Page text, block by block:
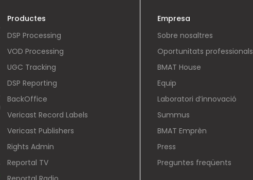
Productes
DSP Processing
VOD Processing
UGC Tracking
DSP Reporting
BackOffice
Vericast Record Labels
Vericast Publishers
Rights Admin
Reportal TV
Empresa
Sobre nosaltres
Oportunitats professionals
BMAT House
Equip
Laboratori d’innovació
Summus
BMAT Emprèn
Press
Preguntes freqüents